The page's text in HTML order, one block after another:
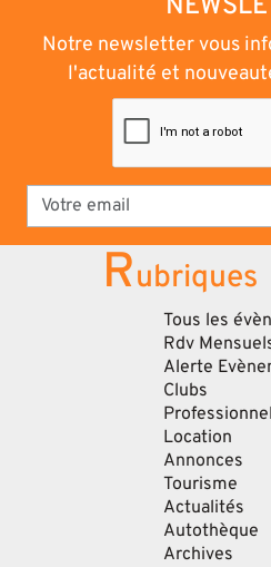
Notre newsletter vous
l'actualité et
Rubriques
Tous les
Rdv
Alerte
Clubs
Location
Annonces
Tourisme
Actualités
Autothèque
Archives